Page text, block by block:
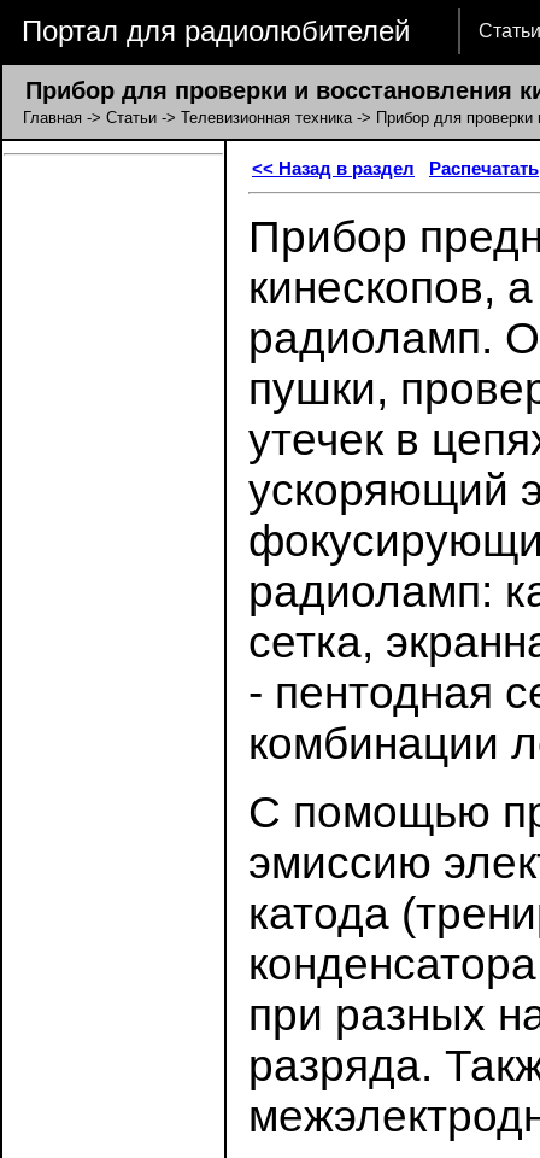
Портал для радиолюбителей Статьи
Прибор для проверки и восстановления
Главная -> Статьи -> Телевизионная техника-> Прибор для проверки
<< Назад в раздел Распечатать
Прибор
кинескопов,
радиоламп.
пушки,
утечек в
ускоряющий
радиоламп:
сетка,
- пентодная
комбинации
С помощью
эмиссию
катода
при разных
разряда.